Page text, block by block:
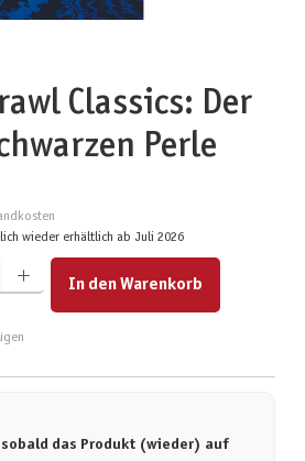
Classics: Der
Perle
wieder erhältlich ab Juli 2026
Wert ein oder benutze die Schaltflächen um die Anzahl zu
In den Warenkorb
sobald das Produkt (wieder) auf